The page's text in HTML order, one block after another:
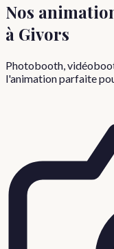
Nos
à Givors
Photobooth,
l'animation parfaite